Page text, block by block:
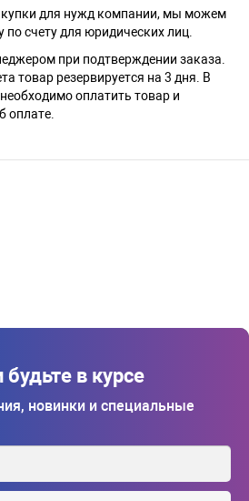
для нужд компании, мы можем
счету для юридических лиц.
при подтверждении заказа.
товар резервируется на 3 дня. В
оплатить товар и
оплате.
в курсе
новинки и специальные